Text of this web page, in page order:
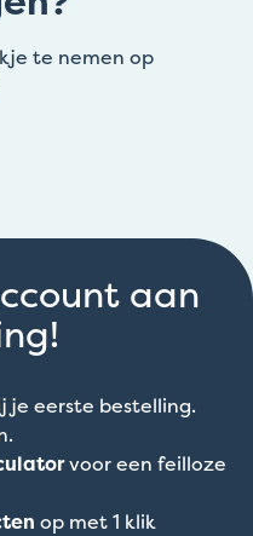
te nemen op
aan
je eerste bestelling.
voor een feilloze
op met 1 klik